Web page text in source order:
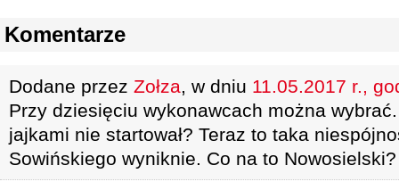
Komentarze
Dodane przez Zołza, w dniu 11.05.2017 r.,
Przy dziesięciu wykonawcach można
jajkami nie startował? Teraz to taka
Sowińskiego wyniknie. Co na to Nowosielski?